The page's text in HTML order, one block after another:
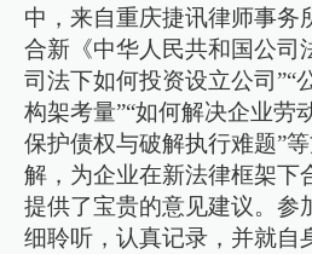
中，来自重庆捷讯律师事务
合新《中华人民共和国公司
司法下如何投资设立公司”“
构架考量”“如何解决企业劳
保护债权与破解执行难题”
解，为企业在新法律框架下
提供了宝贵的意见建议。参
细聆听，认真记录，并就自